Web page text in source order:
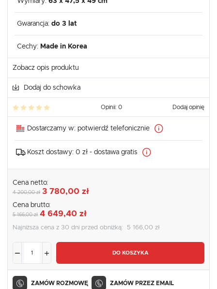
Gwarancja: do 3 lat
Cechy: Made in Korea
Zobacz opis produktu
Dodaj do schowka
Opinii: 0 Dodaj opinię
Dostarczamy w: potwierdź telefonicznie
Koszt dostawy: 0 zł - dostawa gratis
Cena netto:
4 200,00 zł 3 780,00 zł
Cena brutto:
5 166,00 zł 4 649,40 zł
Najniższa cena z 30 dni przed obniżką: 5 166,00 zł
DO KOSZYKA
ZAMÓW ROZMOWĘ ZAMÓW PRZEZ EMAIL